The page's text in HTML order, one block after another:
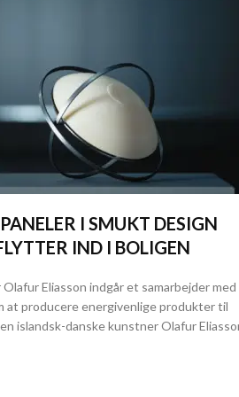
I SMUKT DESIGN
IND I BOLIGEN
Eliasson indgår et samarbejder med
at producere energivenlige produkter til
islandsk-danske kunstner Olafur